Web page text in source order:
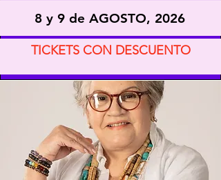
8 y 9 de AGOSTO, 2026
TICKETS CON DESCUENTO